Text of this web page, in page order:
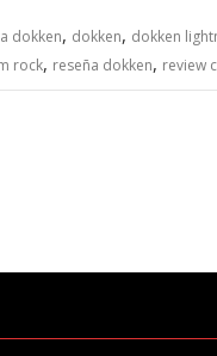
dokken, dokken, dokken
rock, reseña dokken, review